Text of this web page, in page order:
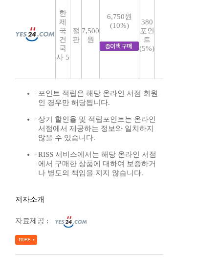
한
제
국
건
국
사 5
절
판
7,500
원
6,750원
(10%)
380
포인
트
(5%)
포인트 적립은 해당 온라인 서점 회원
인 경우만 해당됩니다.
상기 할인율 및 적립포인트는 온라인
서점에서 제공하는 정보와 일치하지
않을 수 있습니다.
RISS 서비스에서는 해당 온라인 서점
에서 구매한 상품에 대하여 보증하거
나 별도의 책임을 지지 않습니다.
저자소개
자료제공 :